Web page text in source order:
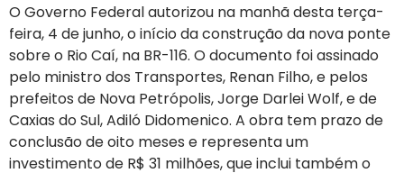
O Governo Federal autorizou na manhã desta terça-
feira, 4 de junho, o início da construção da nova ponte
sobre o Rio Caí, na BR-116. O documento foi assinado
pelo ministro dos Transportes, Renan Filho, e pelos
prefeitos de Nova Petrópolis, Jorge Darlei Wolf, e de
Caxias do Sul, Adiló Didomenico. A obra tem prazo de
conclusão de oito meses e representa um
investimento de R$ 31 milhões, que inclui também o